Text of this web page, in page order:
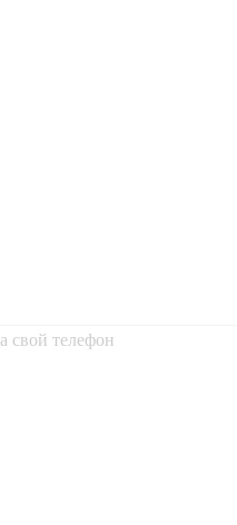
свой телефон